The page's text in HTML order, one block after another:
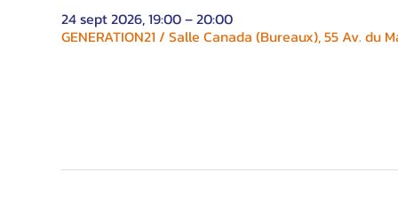
24 sept 2026, 19:00 – 20:00
GENERATION21 / Salle Canada (Bureaux), 55 Av.